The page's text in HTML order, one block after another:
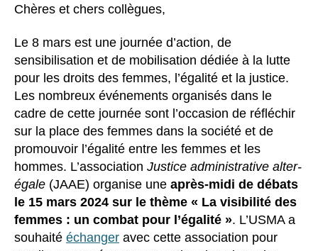
Chères et chers collègues,
Le 8 mars est une journée d’action, de
sensibilisation et de mobilisation dédiée à la lutte
pour les droits des femmes, l’égalité et la justice.
Les nombreux événements organisés dans le
cadre de cette journée sont l’occasion de réfléchir
sur la place des femmes dans la société et de
promouvoir l’égalité entre les femmes et les
hommes. L’association Justice administrative alter-
égale (JAAE) organise une après-midi de débats
le 15 mars 2024 sur le thème « La visibilité des
femmes : un combat pour l’égalité ». L’USMA a
souhaité échanger avec cette association pour